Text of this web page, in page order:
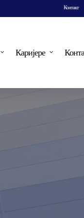
Контакт
Каријере